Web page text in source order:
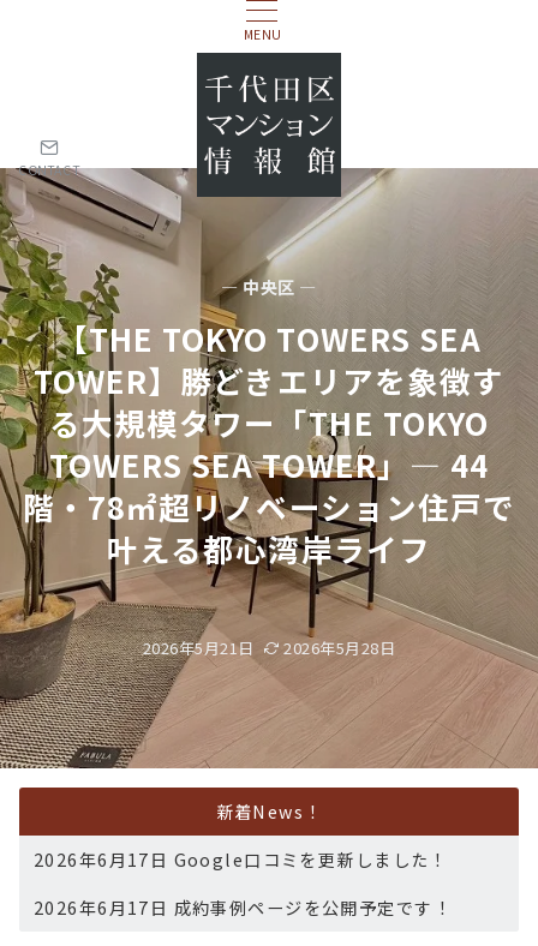
MENU
CONTACT
— 中央区 —
【THE TOKYO TOWERS SEA
TOWER】勝どきエリアを象徴す
る大規模タワー「THE TOKYO
TOWERS SEA TOWER」― 44
階・78㎡超リノベーション住戸で
叶える都心湾岸ライフ
2026年5月21日 2026年5月28日
新着News！
2026年6月17日 Google口コミを更新しました！
2026年6月17日 成約事例ページを公開予定です！